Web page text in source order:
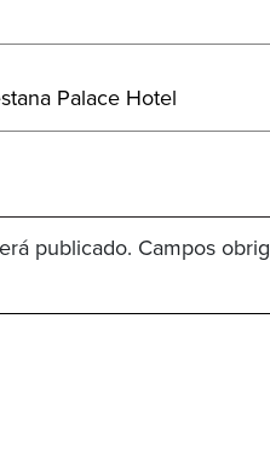
Palace Hotel
publicado. Campos